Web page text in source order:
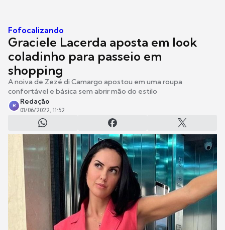
Fofocalizando
Graciele Lacerda aposta em look
coladinho para passeio em
shopping
A noiva de Zezé di Camargo apostou em uma roupa
confortável e básica sem abrir mão do estilo
R
Redação
01/06/2022, 11:52